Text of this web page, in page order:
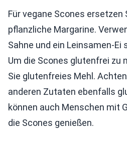
Für vegane Scones ersetzen
pflanzliche Margarine.
Sahne und ein Leinsamen-
Um die Scones glutenfrei zu
Sie glutenfreies Mehl.
anderen Zutaten ebenfalls
können auch Menschen mit
die Scones genießen.